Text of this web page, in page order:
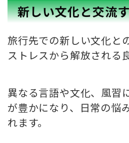
新しい文化と交流
旅行先での新しい文化と
ストレスから解放される
異なる言語や文化、風習
が豊かになり、日常の悩
れます。